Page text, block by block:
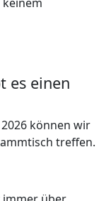
es einen
können wir
treffen.